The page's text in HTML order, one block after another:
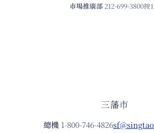
市場推廣部 212-699-3800按
三藩市
總機 1-800-746-4826